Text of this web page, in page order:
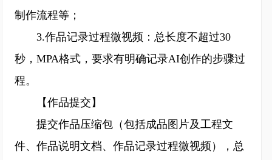
制作流程等；
3.作品记录过程微视频：总长度不超过30
秒，MPA格式，要求有明确记录AI创作的步骤过
程。
【作品提交】
提交作品压缩包（包括成品图片及工程文
件、作品说明文档、作品记录过程微视频），总